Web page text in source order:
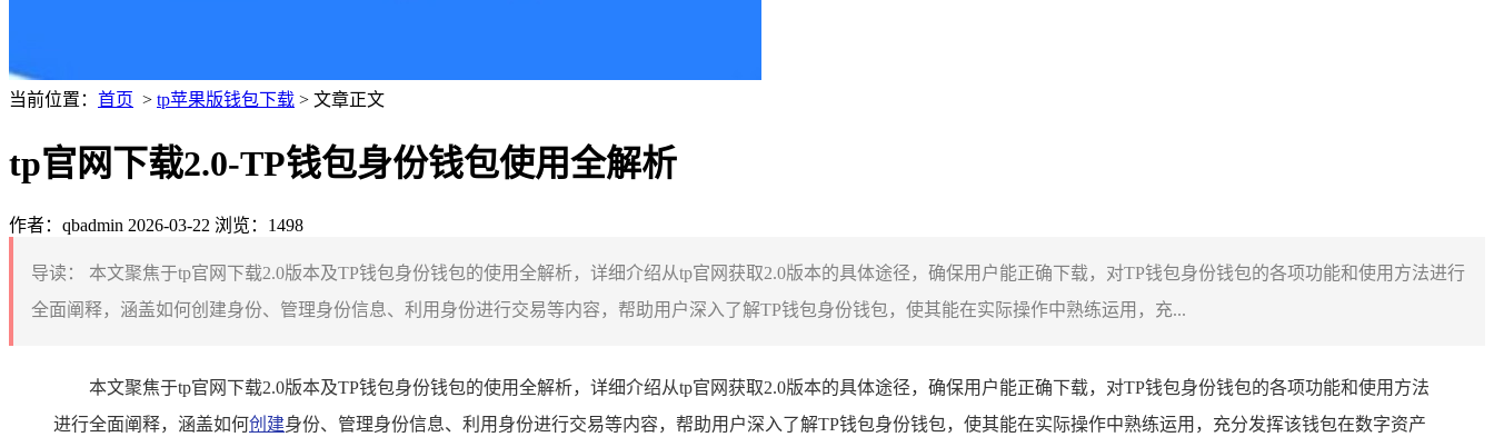
当前位置： 首页 > tp苹果版钱包下载 > 文章正文
tp官网下载2.0-TP钱包身份钱包使用全解析
作者：qbadmin 2026-03-22 浏览：1498
导读：
本文聚焦于tp官网下载2.0版本及TP钱包身份钱包的使用全解析，详细介绍从tp官网获取2.0版本的具体途径，确保用户能正确下载，对TP钱包身份钱包的各项功能和使用方法进行
全面阐释，涵盖如何创建身份、管理身份信息、利用身份进行交易等内容，帮助用户深入了解TP钱包身份钱包，使其能在实际操作中熟练运用，充...
本文聚焦于tp官网下载2.0版本及TP钱包身份钱包的使用全解析，详细介绍从tp官网获取2.0版本的具体途径，确保用户能正确下载，对TP钱包身份钱包的各项功能和使用方法
进行全面阐释，涵盖如何创建身份、管理身份信息、利用身份进行交易等内容，帮助用户深入了解TP钱包身份钱包，使其能在实际操作中熟练运用，充分发挥该钱包在数字资产